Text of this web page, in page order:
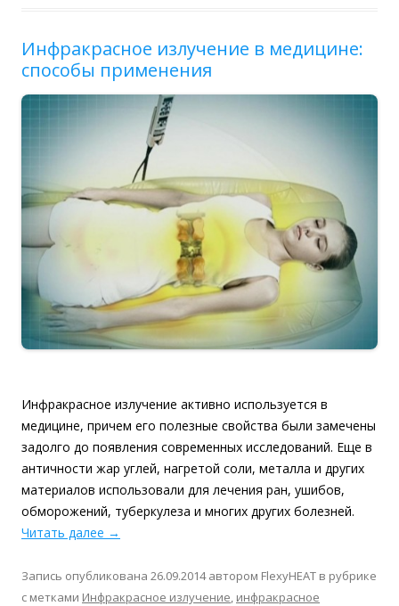
Инфракрасное излучение в медицине:
способы применения
Инфракрасное излучение активно используется в
медицине, причем его полезные свойства были замечены
задолго до появления современных исследований. Еще в
античности жар углей, нагретой соли, металла и других
материалов использовали для лечения ран, ушибов,
обморожений, туберкулеза и многих других болезней.
Читать далее →
Запись опубликована 26.09.2014автором FlexyHEAT в рубрике
с метками Инфракрасное излучение инфракрасное